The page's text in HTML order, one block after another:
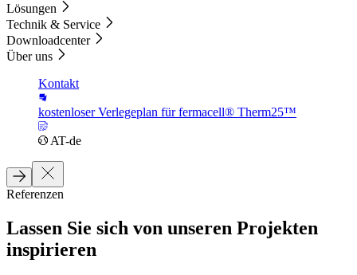
Lösungen
Technik & Service
Downloadcenter
Über uns
Kontakt
kostenloser Verlegeplan für fermacell® Therm25™
AT-de
Referenzen
Lassen Sie sich von unseren Projekten
inspirieren